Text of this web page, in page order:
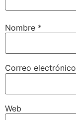
Nombre *
Correo electrónico
Web